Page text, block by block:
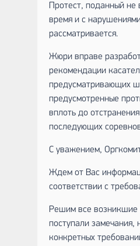
Протест, поданный
время и с
рассматривается.
Жюри вправе
рекомендации
предусматривающих
предусмотренные
вплоть до
последующих
С уважением,
Ждем от Вас
соответствии с
Решим все возникшие
поступали
конкретных